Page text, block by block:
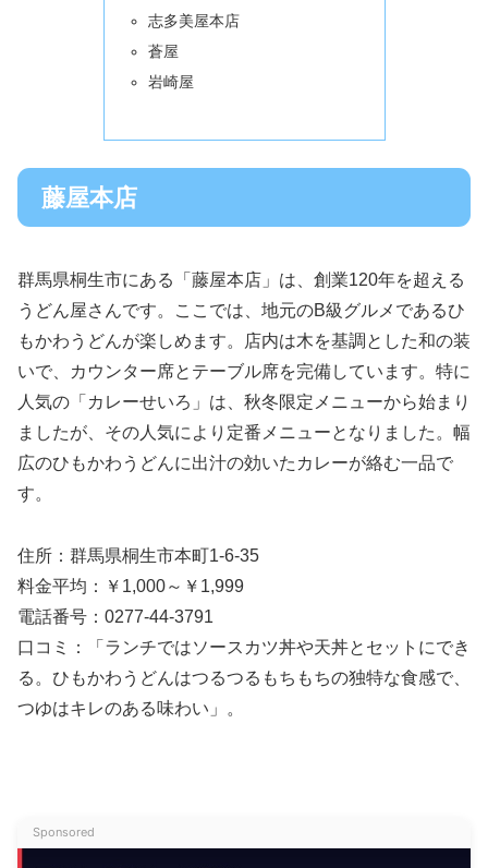
志多美屋本店
蒼屋
岩崎屋
藤屋本店
群馬県桐生市にある「藤屋本店」は、創業120年を超える
うどん屋さんです。ここでは、地元のB級グルメであるひ
もかわうどんが楽しめます。店内は木を基調とした和の装
いで、カウンター席とテーブル席を完備しています。特に
人気の「カレーせいろ」は、秋冬限定メニューから始まり
ましたが、その人気により定番メニューとなりました。幅
広のひもかわうどんに出汁の効いたカレーが絡む一品で
す。
住所：群馬県桐生市本町1-6-35
料金平均：￥1,000～￥1,999
電話番号：0277-44-3791
口コミ：「ランチではソースカツ丼や天丼とセットにでき
る。ひもかわうどんはつるつるもちもちの独特な食感で、
つゆはキレのある味わい」。
Sponsored